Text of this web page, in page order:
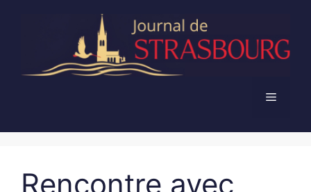
Menu
Rencontre avec